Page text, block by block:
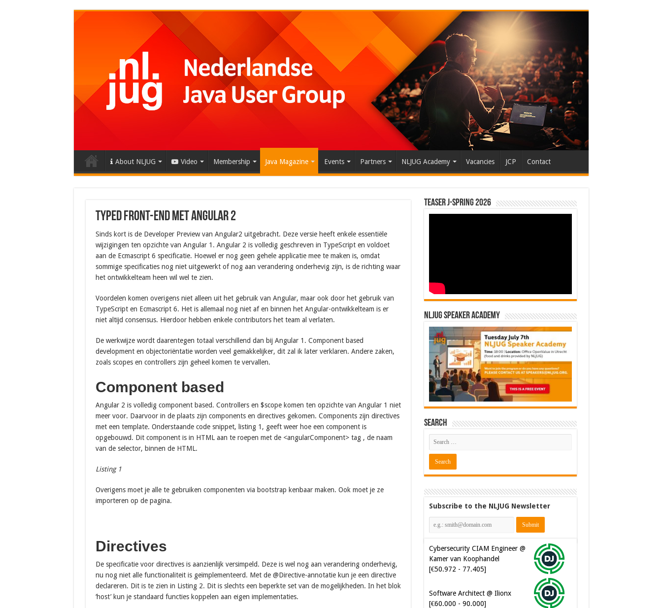
About NLJUG Video Membership Java Magazine Events Partners NLJUG Academy Vacancies JCP Contact
Typed front-end met Angular 2
Sinds kort is de Developer Preview van Angular2 uitgebracht. Deze versie heeft enkele essentiële
wijzigingen ten opzichte van Angular 1. Angular 2 is volledig geschreven in TypeScript en voldoet
aan de Ecmascript 6 specificatie. Hoewel er nog geen gehele applicatie mee te maken is, omdat
sommige specificaties nog niet uitgewerkt of nog aan verandering onderhevig zijn, is de richting waar
het ontwikkelteam heen wil wel te zien.
Voordelen komen overigens niet alleen uit het gebruik van Angular, maar ook door het gebruik van
TypeScript en Ecmascript 6. Het is allemaal nog niet af en binnen het Angular-ontwikkelteam is er
niet altijd consensus. Hierdoor hebben enkele contributors het team al verlaten.
De werkwijze wordt daarentegen totaal verschillend dan bij Angular 1. Component based
development en objectoriëntatie worden veel gemakkelijker, dit zal ik later verklaren. Andere zaken,
zoals scopes en controllers zijn geheel komen te vervallen.
Component based
Angular 2 is volledig component based. Controllers en $scope komen ten opzichte van Angular 1 niet
meer voor. Daarvoor in de plaats zijn components en directives gekomen. Components zijn directives
met een template. Onderstaande code snippet, listing 1, geeft weer hoe een component is
opgebouwd. Dit component is in HTML aan te roepen met de <angularComponent> tag , de naam
van de selector, binnen de HTML.
Listing 1
Overigens moet je alle te gebruiken componenten via bootstrap kenbaar maken. Ook moet je ze
importeren op de pagina.
Directives
De specificatie voor directives is aanzienlijk versimpeld. Deze is wel nog aan verandering onderhevig,
nu nog niet alle functionaliteit is geïmplementeerd. Met de @Directive-annotatie kun je een directive
declareren. Dit is te zien in Listing 2. Dit is slechts een beperkte set van de mogelijkheden. In het blok
‘host’ kun je standaard functies koppelen aan eigen implementaties.
Teaser J-Spring 2026
NLJUG Speaker Academy
Search
Subscribe to the NLJUG Newsletter
Cybersecurity CIAM Engineer @
Kamer van Koophandel
[€50.972 - 77.405]
Software Architect @ Ilionx
[€60.000 - 90.000]